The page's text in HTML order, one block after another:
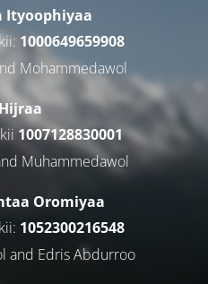
Ityoophiyaa
1000649659908
Mohammedawol
1007128830001
Muhammedawol
Oromiyaa
1052300216548
and Edris Abdurroo